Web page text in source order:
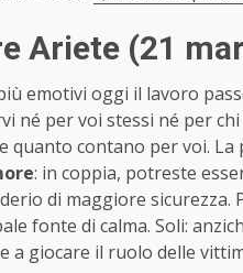
Ariete (21
emotivi oggi il lavoro
né per voi stessi né per
quanto contano per voi.
: in coppia, potreste
di maggiore sicurezza.
fonte di calma. Soli:
giocare il ruolo delle